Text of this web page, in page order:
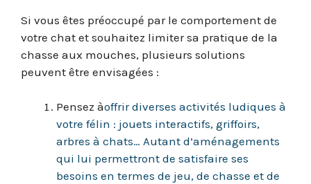
Si vous êtes préoccupé par le comportement de
votre chat et souhaitez limiter sa pratique de la
chasse aux mouches, plusieurs solutions
peuvent être envisagées :
Pensez àoffrir diverses activités ludiques à
votre félin : jouets interactifs, griffoirs,
arbres à chats… Autant d’aménagements
qui lui permettront de satisfaire ses
besoins en termes de jeu, de chasse et de